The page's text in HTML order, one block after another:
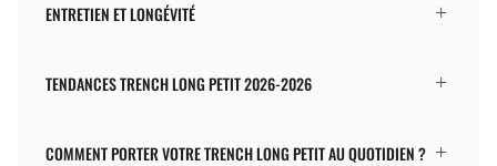
ENTRETIEN ET LONGÉVITÉ
TENDANCES TRENCH LONG PETIT 2026-2026
COMMENT PORTER VOTRE TRENCH LONG PETIT AU QUOTIDIEN ?